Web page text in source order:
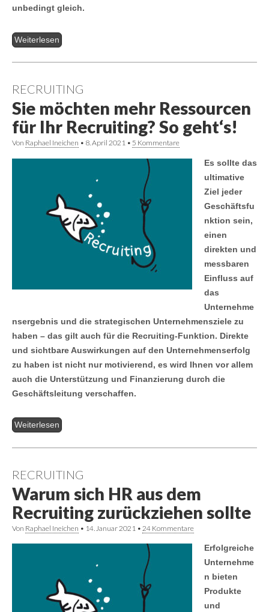
unbedingt gleich.
Weiterlesen
RECRUITING
Sie möchten mehr Ressourcen
für Ihr Recruiting? So geht‘s!
Von Raphael Ineichen • 8. April 2021 • 5 Kommentare
Es sollte das
ultimative
Ziel jeder
Geschäftsfu
nktion sein,
einen
direkten und
messbaren
Einfluss auf
das
Unternehme
nsergebnis und die strategischen Unternehmensziele zu
haben – das gilt auch für die Recruiting-Funktion. Direkte
und sichtbare Auswirkungen auf den Unternehmenserfolg
zu haben ist nicht nur motivierend, es wird Ihnen vor allem
auch die Unterstützung und Finanzierung durch die
Geschäftsleitung verschaffen.
Weiterlesen
RECRUITING
Warum sich HR aus dem
Recruiting zurückziehen sollte
Von Raphael Ineichen • 14. Januar 2021 • 24 Kommentare
Erfolgreiche
Unternehme
n bieten
Produkte
und